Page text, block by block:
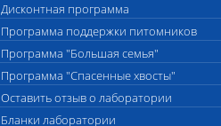
Дисконтная программа
Программа поддержки питомников
Программа "Большая семья"
Программа "Спасенные хвосты"
Оставить отзыв о лаборатории
Бланки лаборатории